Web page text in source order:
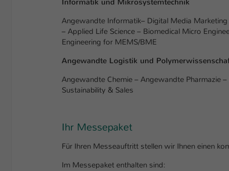
Informatik und Mikrosystemtechnik
Angewandte Informatik– Digital Media
– Applied Life Science – Biomedical Micro
Engineering for MEMS/BME
Angewandte Logistik und
Angewandte Chemie – Angewandte Pharmazie
Sustainability & Sales
Ihr Messepaket
Für Ihren Messeauftritt stellen wir Ihnen einen
Im Messepaket enthalten sind: